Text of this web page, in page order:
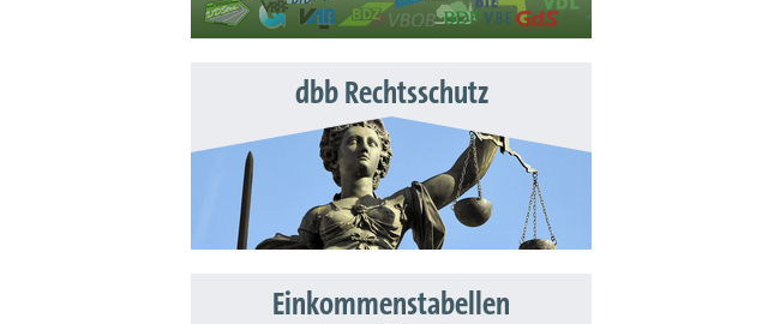
dbb Rechtsschutz
Einkommenstabellen